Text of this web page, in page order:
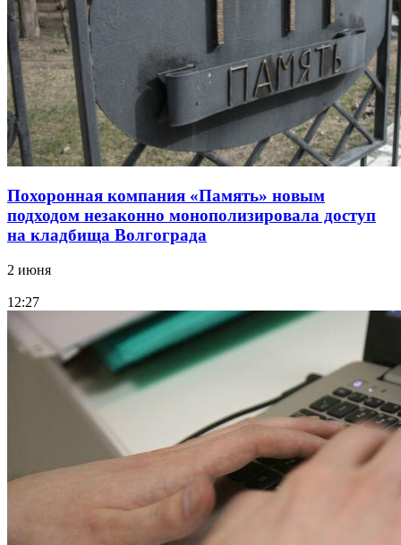
Похоронная компания «Память» новым
подходом незаконно монополизировала доступ
на кладбища Волгограда
2 июня
12:27